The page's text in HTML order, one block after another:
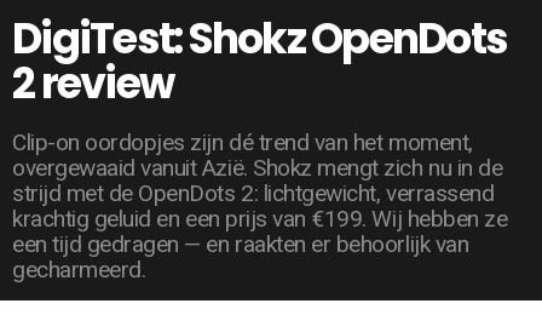
DigiTest: Shokz OpenDots
2 review
Clip-on oordopjes zijn dé trend van het moment,
overgewaaid vanuit Azië. Shokz mengt zich nu in de
strijd met de OpenDots 2: lichtgewicht, verrassend
krachtig geluid en een prijs van €199. Wij hebben ze
een tijd gedragen — en raakten er behoorlijk van
gecharmeerd.